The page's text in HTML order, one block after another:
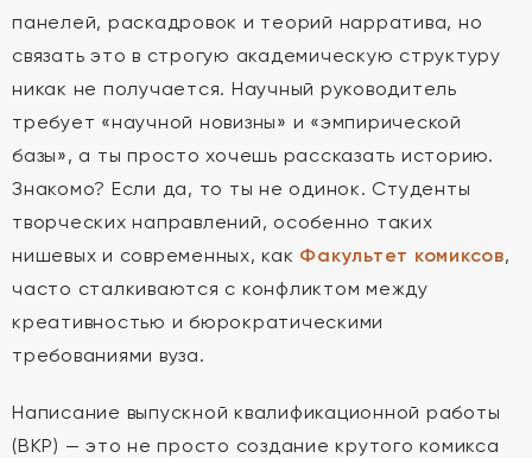
панелей, раскадровок и теорий нарратива, но
связать это в строгую академическую структуру
никак не получается. Научный руководитель
требует «научной новизны» и «эмпирической
базы», а ты просто хочешь рассказать историю.
Знакомо? Если да, то ты не одинок. Студенты
творческих направлений, особенно таких
нишевых и современных, как Факультет комиксов,
часто сталкиваются с конфликтом между
креативностью и бюрократическими
требованиями вуза.
Написание выпускной квалификационной работы
(ВКР) — это не просто создание крутого комикса